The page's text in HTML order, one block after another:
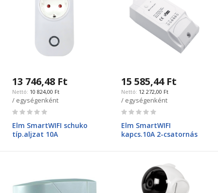
13 746,48 Ft
10 824,00 Ft
/ egységenként
Rating:
Elm SmartWIFI schuko
típ.aljzat 10A
15 585,44 Ft
12 272,00 Ft
/ egységenként
Rating:
Elm SmartWIFI
kapcs.10A 2-csatornás